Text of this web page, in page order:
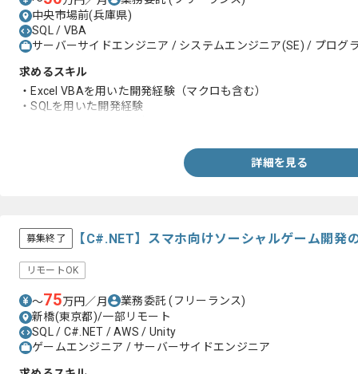
中央市場前(兵庫県)
SQL / VBA
サーバーサイドエンジニア / システムエンジニア(SE) / プログ
求めるスキル
・Excel VBAを用いた開発経験（マクロも含む）
・SQLを用いた開発経験
詳細を見る
募集終了 【C#.NET】スマホ向けソーシャルゲーム開発
リモートOK
〜75万円／月 業務委託(フリーランス)
新橋(東京都)/一部リモート
SQL / C#.NET / AWS / Unity
ゲームエンジニア / サーバーサイドエンジニア